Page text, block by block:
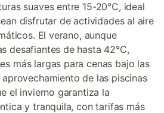
suaves entre 15-20°C, ideal
disfrutar de actividades al aire
El verano, aunque
desafiantes de hasta 42°C,
más largas para cenas bajo las
de las piscinas
el invierno garantiza la
y tranquila, con tarifas más